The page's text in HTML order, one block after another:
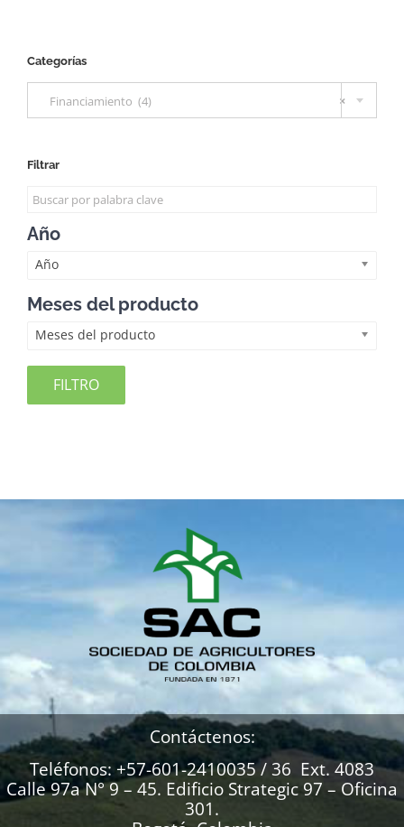
Categorías
×
Financiamiento (4)
Filtrar
Año
Año
Meses del producto
Meses del producto
FILTRO
Contáctenos:
Teléfonos: +57-601-2410035 / 36 Ext. 4083
Calle 97a N° 9 – 45. Edificio Strategic 97 – Oficina
301.